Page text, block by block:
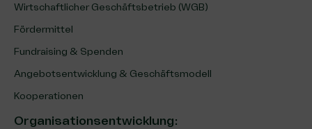
Wirtschaftlicher Geschäftsbetrieb (WGB)
Fördermittel
Fundraising & Spenden
Angebotsentwicklung & Geschäftsmodell
Kooperationen
Organisationsentwicklung: